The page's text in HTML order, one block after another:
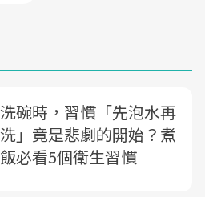
洗碗時，習慣「先泡水再
洗」竟是悲劇的開始？煮
飯必看5個衛生習慣